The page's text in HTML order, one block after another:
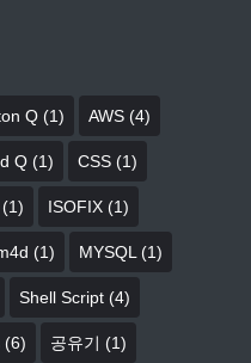
Q (1) AWS (4)
Q (1) CSS (1)
(1) ISOFIX (1)
(1) MYSQL(1)
Shell Script (4)
(6) 공유기 (1)